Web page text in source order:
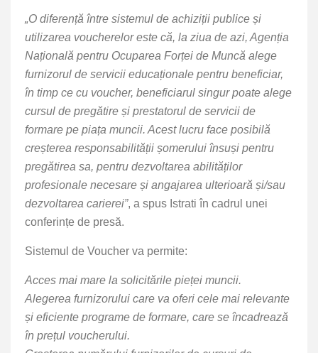
„O diferență între sistemul de achiziții publice și
utilizarea voucherelor este că, la ziua de azi, Agenția
Națională pentru Ocuparea Forței de Muncă alege
furnizorul de servicii educaționale pentru beneficiar,
în timp ce cu voucher, beneficiarul singur poate alege
cursul de pregătire și prestatorul de servicii de
formare pe piața muncii. Acest lucru face posibilă
creșterea responsabilității șomerului însuși pentru
pregătirea sa, pentru dezvoltarea abilităților
profesionale necesare și angajarea ulterioară și/sau
dezvoltarea carierei”, a spus Istrati în cadrul unei
conferințe de presă.
Sistemul de Voucher va permite:
Acces mai mare la solicitările pieței muncii.
Alegerea furnizorului care va oferi cele mai relevante
și eficiente programe de formare, care se încadrează
în prețul voucherului.